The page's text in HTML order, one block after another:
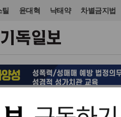
틸 윤대혁 낙태약 차별금지법